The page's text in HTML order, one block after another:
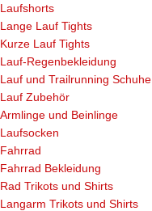
Laufshorts
Lange Lauf Tights
Kurze Lauf Tights
Lauf-Regenbekleidung
Lauf und Trailrunning Schuhe
Lauf Zubehör
Armlinge und Beinlinge
Laufsocken
Fahrrad
Fahrrad Bekleidung
Rad Trikots und Shirts
Langarm Trikots und Shirts